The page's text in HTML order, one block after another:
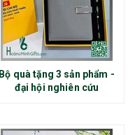
Bộ quà tặng 3 sản phẩm -
đại hội nghiên cứu